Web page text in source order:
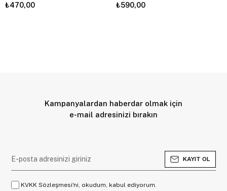
₺470,00 ₺590,00
Kampanyalardan haberdar olmak için
e-mail adresinizi bırakın
KAYIT OL
KVKK Sözleşmesi'ni, okudum, kabul ediyorum.